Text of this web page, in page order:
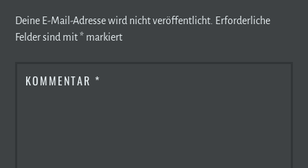
Deine E-Mail-Adresse wird nicht veröffentlicht. Erforderliche
Felder sind mit* markiert
KOMMENTAR *